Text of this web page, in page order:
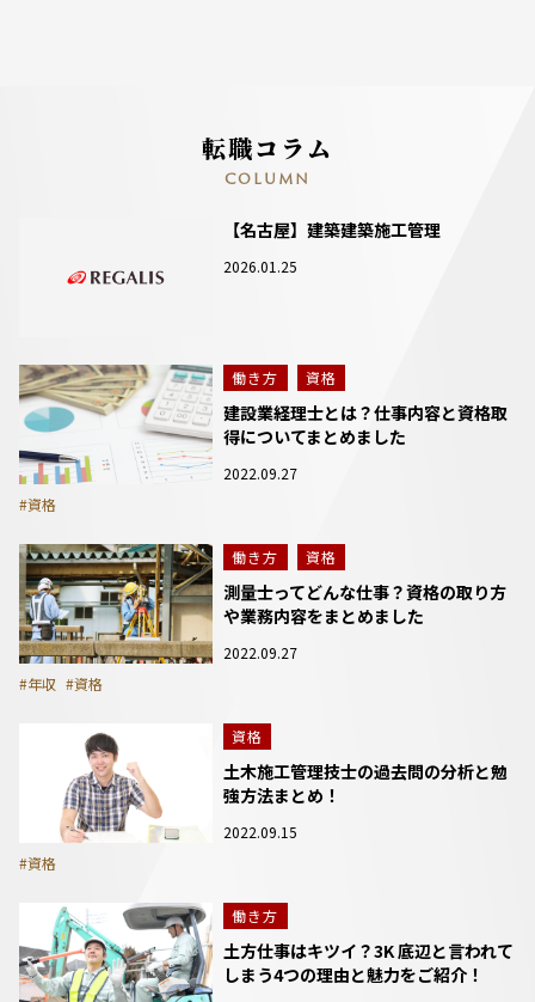
転職コラム
COLUMN
【名古屋】建築建築施工管理
2026.01.25
働き方 資格
建設業経理士とは？仕事内容と資格取
得についてまとめました
2022.09.27
#資格
働き方 資格
測量士ってどんな仕事？資格の取り方
や業務内容をまとめました
2022.09.27
#年収 #資格
資格
土木施工管理技士の過去問の分析と勉
強方法まとめ！
2022.09.15
#資格
働き方
土方仕事はキツイ？3K 底辺と言われて
しまう4つの理由と魅力をご紹介！